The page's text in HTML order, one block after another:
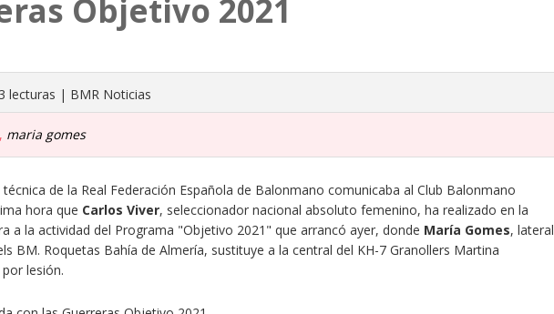
Objetivo 2021
lecturas | BMR Noticias
, maria gomes
de la Real Federación Española de Balonmano comunicaba al Club Balonmano
hora que Carlos Viver, seleccionador nacional absoluto femenino, ha realizado en la
a la actividad del Programa "Objetivo 2021" que arrancó ayer, donde María Gomes, lateral
BM. Roquetas Bahía de Almería, sustituye a la central del KH-7 Granollers Martina
lesión.